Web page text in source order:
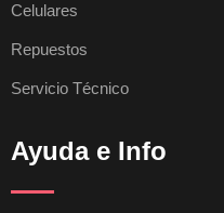
Celulares
Repuestos
Servicio Técnico
Ayuda e Info